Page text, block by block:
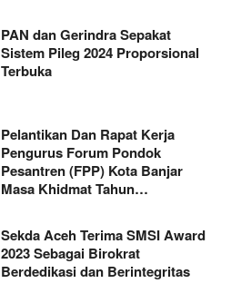
PAN dan Gerindra Sepakat
Sistem Pileg 2024 Proporsional
Terbuka
Pelantikan Dan Rapat Kerja
Pengurus Forum Pondok
Pesantren (FPP) Kota Banjar
Masa Khidmat Tahun…
Sekda Aceh Terima SMSI Award
2023 Sebagai Birokrat
Berdedikasi dan Berintegritas